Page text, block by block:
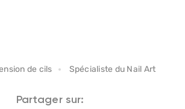
de cils Spécialiste du Nail Art
Partager sur: